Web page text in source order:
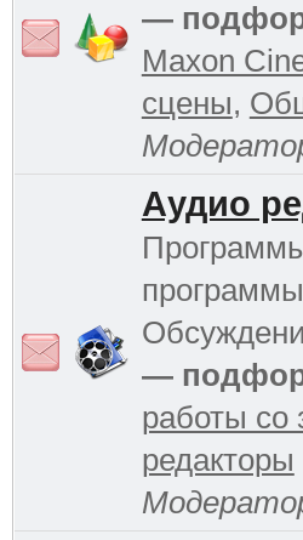
—
Maxon
сцены,
Аудио
—
работы со
редакторы